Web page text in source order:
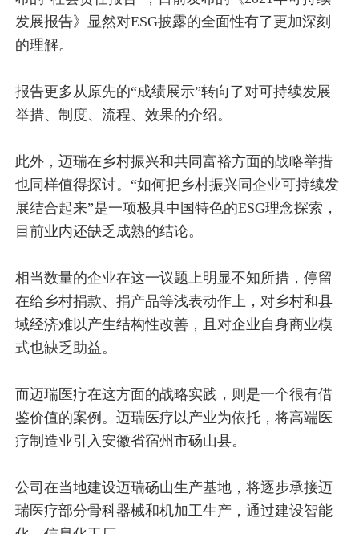
发展报告》显然对ESG披露的全面性有了更加深刻
的理解。
报告更多从原先的“成绩展示”转向了对可持续发展
举措、制度、流程、效果的介绍。
此外，迈瑞在乡村振兴和共同富裕方面的战略举措
也同样值得探讨。“如何把乡村振兴同企业可持续发
展结合起来”是一项极具中国特色的ESG理念探索，
目前业内还缺乏成熟的结论。
相当数量的企业在这一议题上明显不知所措，停留
在给乡村捐款、捐产品等浅表动作上，对乡村和县
域经济难以产生结构性改善，且对企业自身商业模
式也缺乏助益。
而迈瑞医疗在这方面的战略实践，则是一个很有借
鉴价值的案例。迈瑞医疗以产业为依托，将高端医
疗制造业引入安徽省宿州市砀山县。
公司在当地建设迈瑞砀山生产基地，将逐步承接迈
瑞医疗部分骨科器械和机加工生产，通过建设智能